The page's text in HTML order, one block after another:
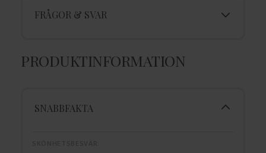
FRÅGOR & SVAR
PRODUKTINFORMATION
SNABBFAKTA